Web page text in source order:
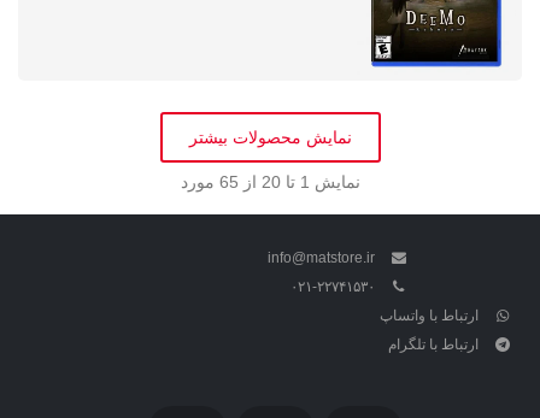
نمایش محصولات بیشتر
نمایش 1 تا 20 از 65 مورد
info@matstore.ir
۰۲۱-۲۲۷۴۱۵۳۰
ارتباط با واتساپ
ارتباط با تلگرام